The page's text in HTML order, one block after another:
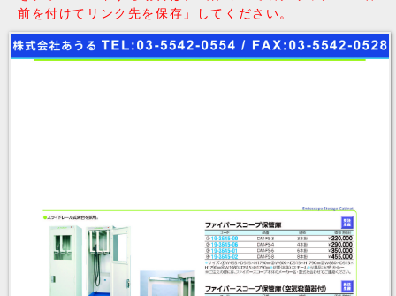
前を付けてリンク先を保存」してください。